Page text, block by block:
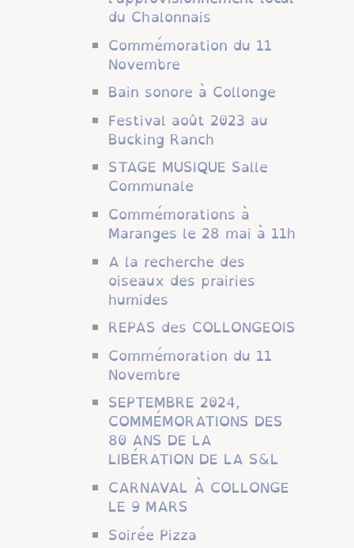
du Chalonnais
Commémoration du 11
Novembre
Bain sonore à Collonge
Festival août 2023 au
Bucking Ranch
STAGE MUSIQUE Salle
Communale
Commémorations à
Maranges le 28 mai à 11h
A la recherche des
oiseaux des prairies
humides
REPAS des COLLONGEOIS
Commémoration du 11
Novembre
SEPTEMBRE 2024,
COMMÉMORATIONS DES
80 ANS DE LA
LIBÉRATION DE LA S&L
CARNAVAL À COLLONGE
LE 9 MARS
Soirée Pizza